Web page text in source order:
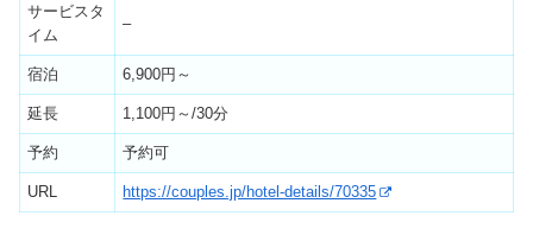
サービスタ
イム
–
宿泊 6,900円～
延長 1,100円～/30分
予約 予約可
URL https://couples.jp/hotel-details/70335